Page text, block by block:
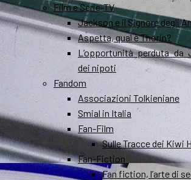
Film e Serie-TV
Jackson e il Signore degli
Aspetta, qual è Thorin?
L’opportunità perduta
dei nipoti
Fandom
Associazioni Tolkieniane
Smial in Italia
Fan-Film
Sulle Tracce dei Kiwi
Fan-Fiction
Fan fiction, l’arte di